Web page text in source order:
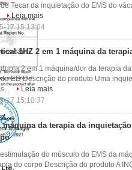
Tecar da inquietação do EMS do
Leia mais
17 15:13:04
1HZ 2 em 1 máquina da
2 em 1 máquina/dor da terapia
ED Descrição do produto Uma
Leia mais
17 15:10:37
máquina da terapia da
do músculo do EMS da
do corpo Descrição do produto A